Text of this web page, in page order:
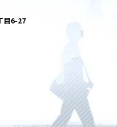
目6-27